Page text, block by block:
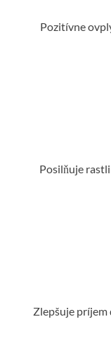
Pozitívne
Posilňuje
Zlepšuje príjem